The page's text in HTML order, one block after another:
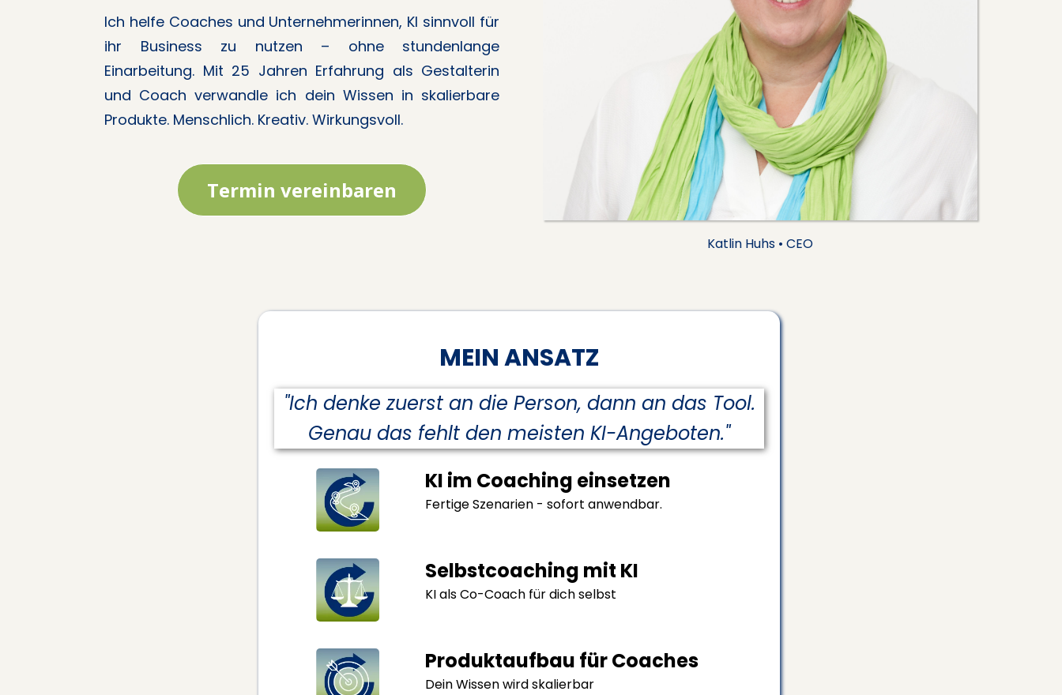
Ich helfe Coaches und Unternehmerinnen, KI sinnvoll für
ihr Business zu nutzen – ohne stundenlange
Einarbeitung. Mit 25 Jahren Erfahrung als Gestalterin
und Coach verwandle ich dein Wissen in skalierbare
Produkte. Menschlich. Kreativ. Wirkungsvoll.
Termin vereinbaren
Katlin Huhs • CEO
MEIN ANSATZ
"Ich denke zuerst an die Person, dann an das Tool.
Genau das fehlt den meisten KI-Angeboten."
KI im Coaching einsetzen
Fertige Szenarien - sofort anwendbar.
Selbstcoaching mit KI
KI als Co-Coach für dich selbst
Produktaufbau für Coaches
Dein Wissen wird skalierbar